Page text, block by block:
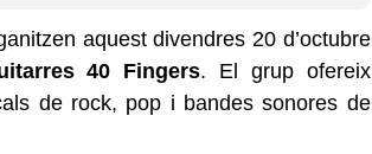
aquest divendres 20 d’octubre
40 Fingers. El grup ofereix
de rock, pop i bandes sonores de